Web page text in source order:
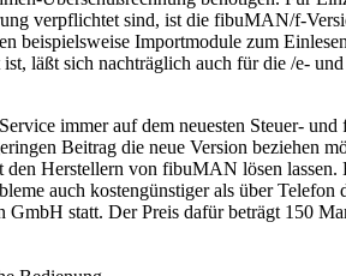
verpflichtet sind, ist die fibuMAN/f-
Importmodule zum
läßt sich nachträglich auch für die /e-
immer auf dem neuesten Steuer-
Beitrag die neue Version beziehen
Herstellern von fibuMAN lösen
auch kostengünstiger als über
statt. Der Preis dafür beträgt 150